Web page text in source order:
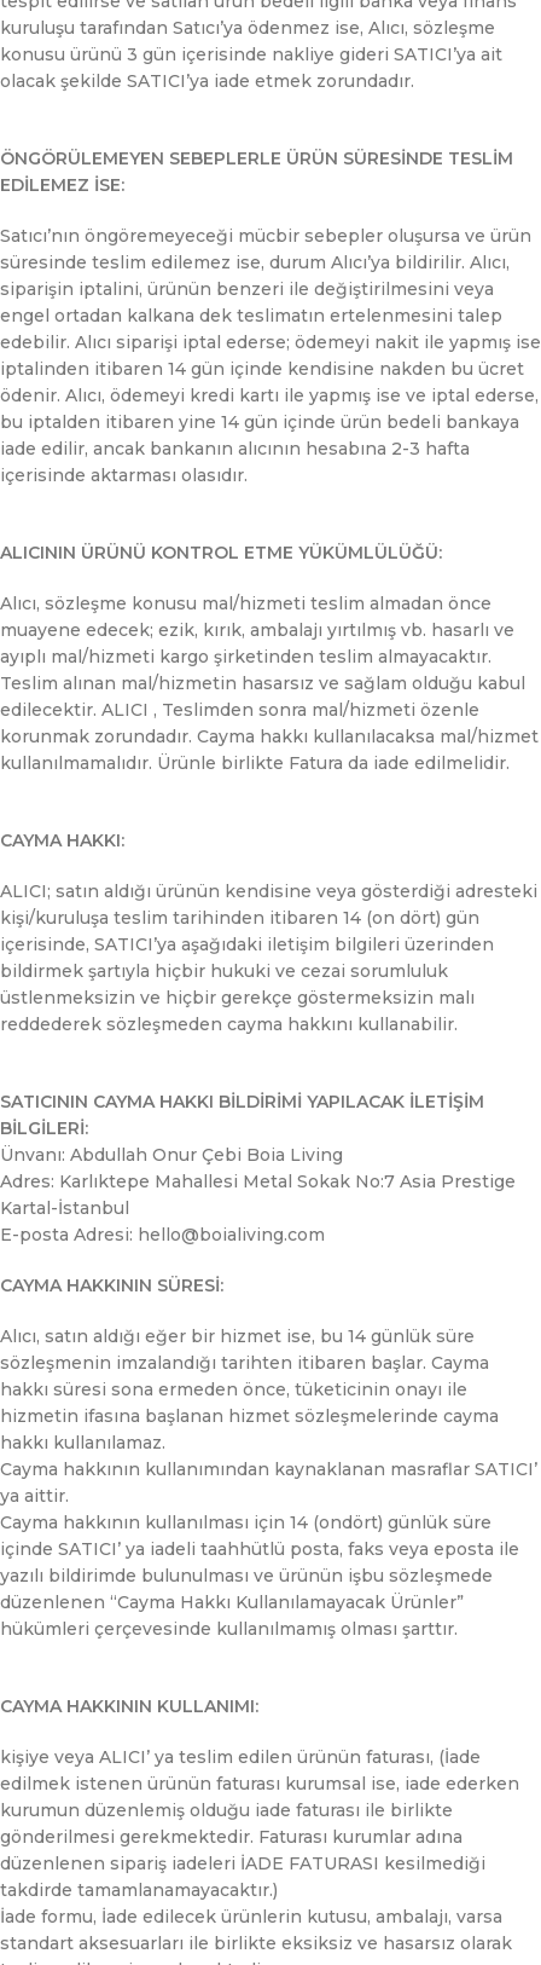
kuruluşu tarafından Satıcı’ya ödenmez ise, Alıcı, sözleşme
konusu ürünü 3 gün içerisinde nakliye gideri SATICI’ya ait
olacak şekilde SATICI’ya iade etmek zorundadır.
ÖNGÖRÜLEMEYEN SEBEPLERLE ÜRÜN SÜRESİNDE TESLİM
EDİLEMEZ İSE:
Satıcı’nın öngöremeyeceği mücbir sebepler oluşursa ve ürün
süresinde teslim edilemez ise, durum Alıcı’ya bildirilir. Alıcı,
siparişin iptalini, ürünün benzeri ile değiştirilmesini veya
engel ortadan kalkana dek teslimatın ertelenmesini talep
edebilir. Alıcı siparişi iptal ederse; ödemeyi nakit ile yapmış ise
iptalinden itibaren 14 gün içinde kendisine nakden bu ücret
ödenir. Alıcı, ödemeyi kredi kartı ile yapmış ise ve iptal ederse,
bu iptalden itibaren yine 14 gün içinde ürün bedeli bankaya
iade edilir, ancak bankanın alıcının hesabına 2-3 hafta
içerisinde aktarması olasıdır.
ALICININ ÜRÜNÜ KONTROL ETME YÜKÜMLÜLÜĞÜ:
Alıcı, sözleşme konusu mal/hizmeti teslim almadan önce
muayene edecek; ezik, kırık, ambalajı yırtılmış vb. hasarlı ve
ayıplı mal/hizmeti kargo şirketinden teslim almayacaktır.
Teslim alınan mal/hizmetin hasarsız ve sağlam olduğu kabul
edilecektir. ALICI , Teslimden sonra mal/hizmeti özenle
korunmak zorundadır. Cayma hakkı kullanılacaksa mal/hizmet
kullanılmamalıdır. Ürünle birlikte Fatura da iade edilmelidir.
CAYMA HAKKI:
ALICI; satın aldığı ürünün kendisine veya gösterdiği adresteki
kişi/kuruluşa teslim tarihinden itibaren 14 (on dört) gün
içerisinde, SATICI’ya aşağıdaki iletişim bilgileri üzerinden
bildirmek şartıyla hiçbir hukuki ve cezai sorumluluk
üstlenmeksizin ve hiçbir gerekçe göstermeksizin malı
reddederek sözleşmeden cayma hakkını kullanabilir.
SATICININ CAYMA HAKKI BİLDİRİMİ YAPILACAK İLETİŞİM
BİLGİLERİ:
Ünvanı: Abdullah Onur Çebi Boia Living
Adres: Karlıktepe Mahallesi Metal Sokak No:7 Asia Prestige
Kartal-İstanbul
E-posta Adresi: hello@boialiving.com
CAYMA HAKKININ SÜRESİ:
Alıcı, satın aldığı eğer bir hizmet ise, bu 14 günlük süre
sözleşmenin imzalandığı tarihten itibaren başlar. Cayma
hakkı süresi sona ermeden önce, tüketicinin onayı ile
hizmetin ifasına başlanan hizmet sözleşmelerinde cayma
hakkı kullanılamaz.
Cayma hakkının kullanımından kaynaklanan masraflar SATICI’
ya aittir.
Cayma hakkının kullanılması için 14 (ondört) günlük süre
içinde SATICI’ ya iadeli taahhütlü posta, faks veya eposta ile
yazılı bildirimde bulunulması ve ürünün işbu sözleşmede
düzenlenen “Cayma Hakkı Kullanılamayacak Ürünler”
hükümleri çerçevesinde kullanılmamış olması şarttır.
CAYMA HAKKININ KULLANIMI:
kişiye veya ALICI’ ya teslim edilen ürünün faturası, (İade
edilmek istenen ürünün faturası kurumsal ise, iade ederken
kurumun düzenlemiş olduğu iade faturası ile birlikte
gönderilmesi gerekmektedir. Faturası kurumlar adına
düzenlenen sipariş iadeleri İADE FATURASI kesilmediği
takdirde tamamlanamayacaktır.)
İade formu, İade edilecek ürünlerin kutusu, ambalajı, varsa
standart aksesuarları ile birlikte eksiksiz ve hasarsız olarak